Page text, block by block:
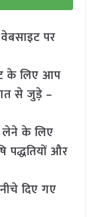
पर
के लिए आप
से जुड़े –
के लिए
पद्धतियों और
दिए गए